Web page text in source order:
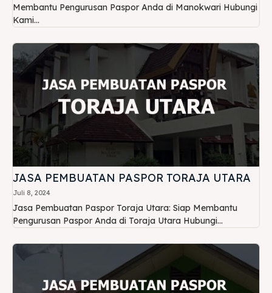
Membantu Pengurusan Paspor Anda di Manokwari Hubungi
Kami...
JASA PEMBUATAN PASPOR TORAJA UTARA
Juli 8, 2024
Jasa Pembuatan Paspor Toraja Utara: Siap Membantu
Pengurusan Paspor Anda di Toraja Utara Hubungi...